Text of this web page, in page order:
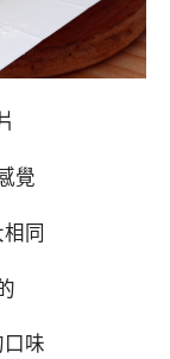
覺
同
味